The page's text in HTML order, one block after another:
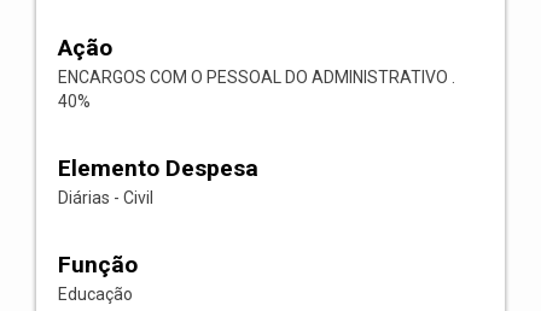
Ação
ENCARGOS COM O PESSOAL DO ADMINISTRATIVO .
40%
Elemento Despesa
Diárias - Civil
Função
Educação